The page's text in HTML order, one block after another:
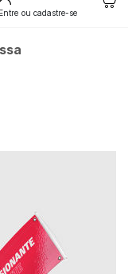
Entre ou cadastre-se